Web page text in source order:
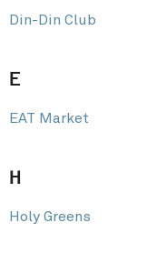
Din-Din Club
E
EAT Market
H
Holy Greens